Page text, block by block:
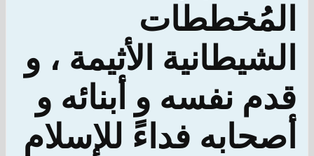
المُخططات
الشيطانية الأثيمة ، و
قدم نفسه و أبنائه و
أصحابه فداءً للإسلام